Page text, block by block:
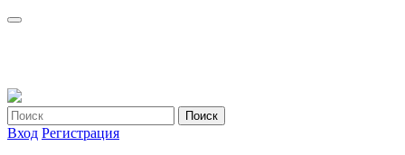
Вход Регистрация